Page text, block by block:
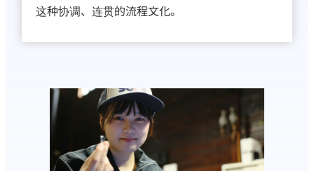
这种协调、连贯的流程文化。